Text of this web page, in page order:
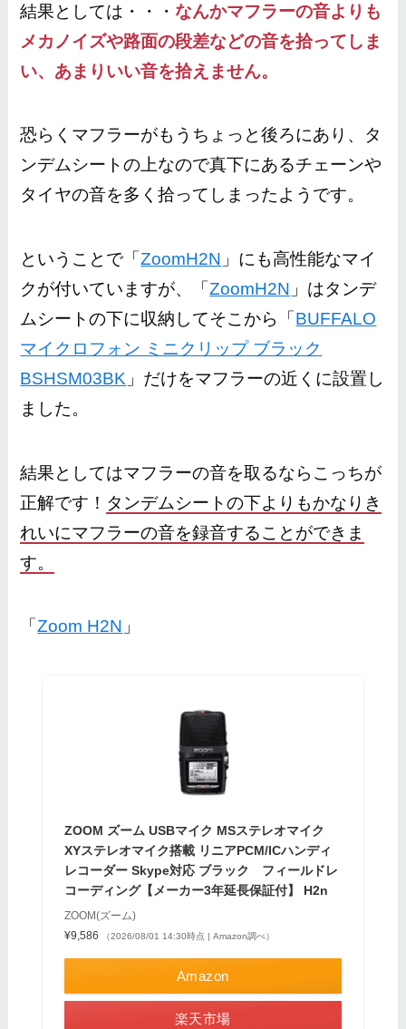
結果としては・・・なんかマフラーの音よりも
メカノイズや路面の段差などの音を拾ってしま
い、あまりいい音を拾えません。
恐らくマフラーがもうちょっと後ろにあり、タ
ンデムシートの上なので真下にあるチェーンや
タイヤの音を多く拾ってしまったようです。
ということで「ZoomH2N 」にも高性能なマイ
クが付いていますが、「ZoomH2N 」はタンデ
ムシートの下に収納してそこから「 BUFFALO
マイクロフォン ミニクリップ ブラック
BSHSM03BK 」だけをマフラーの近くに設置し
ました。
結果としてはマフラーの音を取るならこっちが
正解です！ タンデムシートの下よりもかなりき
れいにマフラーの音を録音することができま
す。
「Zoom H2N 」
ZOOM ズーム USBマイク MSステレオマイク
XYステレオマイク搭載 リニアPCM/ICハンディ
レコーダー Skype対応 ブラック フィールドレ
コーディング【メーカー3年延長保証付】 H2n
ZOOM(ズーム)
¥9,586
（2026/08/01 14:30時点 | Amazon調べ）
Amazon
楽天市場